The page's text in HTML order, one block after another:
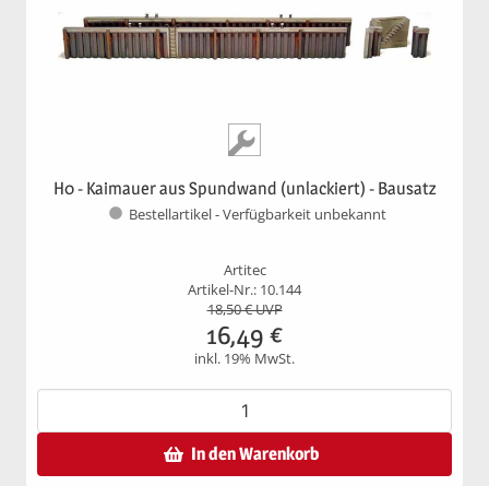
H0 - Kaimauer aus Spundwand (unlackiert) - Bausatz
Bestellartikel - Verfügbarkeit unbekannt
Artitec
Artikel-Nr.: 10.144
18,50€ UVP
16,49 €
inkl. 19% MwSt.
In den Warenkorb